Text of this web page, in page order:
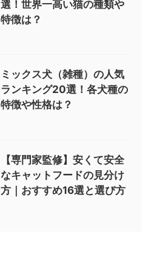
選！世界一高い猫の種類や
特徴は？
ミックス犬（雑種）の人気
ランキング20選！各犬種の
特徴や性格は？
【専門家監修】安くて安全
なキャットフードの見分け
方｜おすすめ16選と選び方